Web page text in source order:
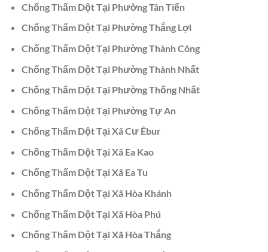
Chống Thấm Dột Tại Phường Tân Tiến
Chống Thấm Dột Tại Phường Thắng Lợi
Chống Thấm Dột Tại Phường Thành Công
Chống Thấm Dột Tại Phường Thành Nhất
Chống Thấm Dột Tại Phường Thống Nhất
Chống Thấm Dột Tại Phường Tự An
Chống Thấm Dột Tại Xã Cư Êbur
Chống Thấm Dột Tại Xã Ea Kao
Chống Thấm Dột Tại Xã Ea Tu
Chống Thấm Dột Tại Xã Hòa Khánh
Chống Thấm Dột Tại Xã Hòa Phú
Chống Thấm Dột Tại Xã Hòa Thắng